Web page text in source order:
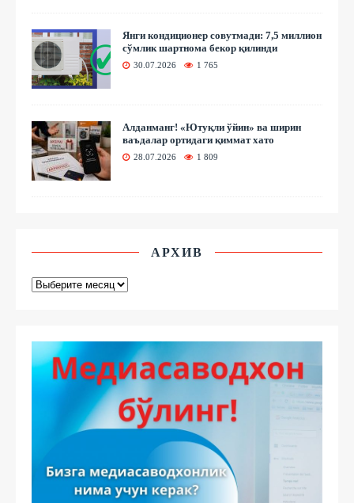
Янги кондиционер совутмади: 7,5 миллион
сўмлик шартнома бекор қилинди
30.07.2026 1 765
Алданманг! «Ютуқли ўйин» ва ширин
ваъдалар ортидаги қиммат хато
28.07.2026 1 809
АРХИВ